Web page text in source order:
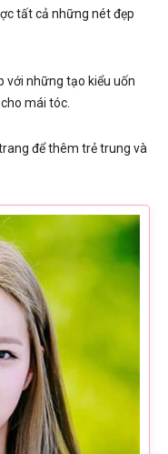
tất cả những nét đẹp
với những tạo kiểu uốn
mái tóc.
để thêm trẻ trung và